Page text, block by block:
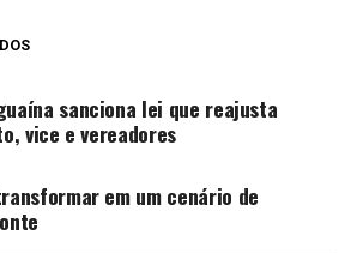
sanciona lei que reajusta
vice e vereadores
em um cenário de